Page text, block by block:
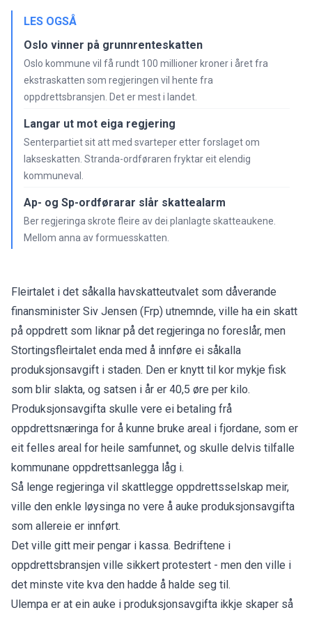
LES OGSÅ
Oslo vinner på grunnrenteskatten
Oslo kommune vil få rundt 100 millioner kroner i året fra
ekstraskatten som regjeringen vil hente fra
oppdrettsbransjen. Det er mest i landet.
Langar ut mot eiga regjering
Senterpartiet sit att med svarteper etter forslaget om
lakseskatten. Stranda-ordføraren fryktar eit elendig
kommuneval.
Ap- og Sp-ordførarar slår skattealarm
Ber regjeringa skrote fleire av dei planlagte skatteaukene.
Mellom anna av formuesskatten.
Fleirtalet i det såkalla havskatteutvalet som dåverande
finansminister Siv Jensen (Frp) utnemnde, ville ha ein skatt
på oppdrett som liknar på det regjeringa no foreslår, men
Stortingsfleirtalet enda med å innføre ei såkalla
produksjonsavgift i staden. Den er knytt til kor mykje fisk
som blir slakta, og satsen i år er 40,5 øre per kilo.
Produksjonsavgifta skulle vere ei betaling frå
oppdrettsnæringa for å kunne bruke areal i fjordane, som er
eit felles areal for heile samfunnet, og skulle delvis tilfalle
kommunane oppdrettsanlegga låg i.
Så lenge regjeringa vil skattlegge oppdrettsselskap meir,
ville den enkle løysinga no vere å auke produksjonsavgifta
som allereie er innført.
Det ville gitt meir pengar i kassa. Bedriftene i
oppdrettsbransjen ville sikkert protestert - men den ville i
det minste vite kva den hadde å halde seg til.
Ulempa er at ein auke i produksjonsavgifta ikkje skaper så